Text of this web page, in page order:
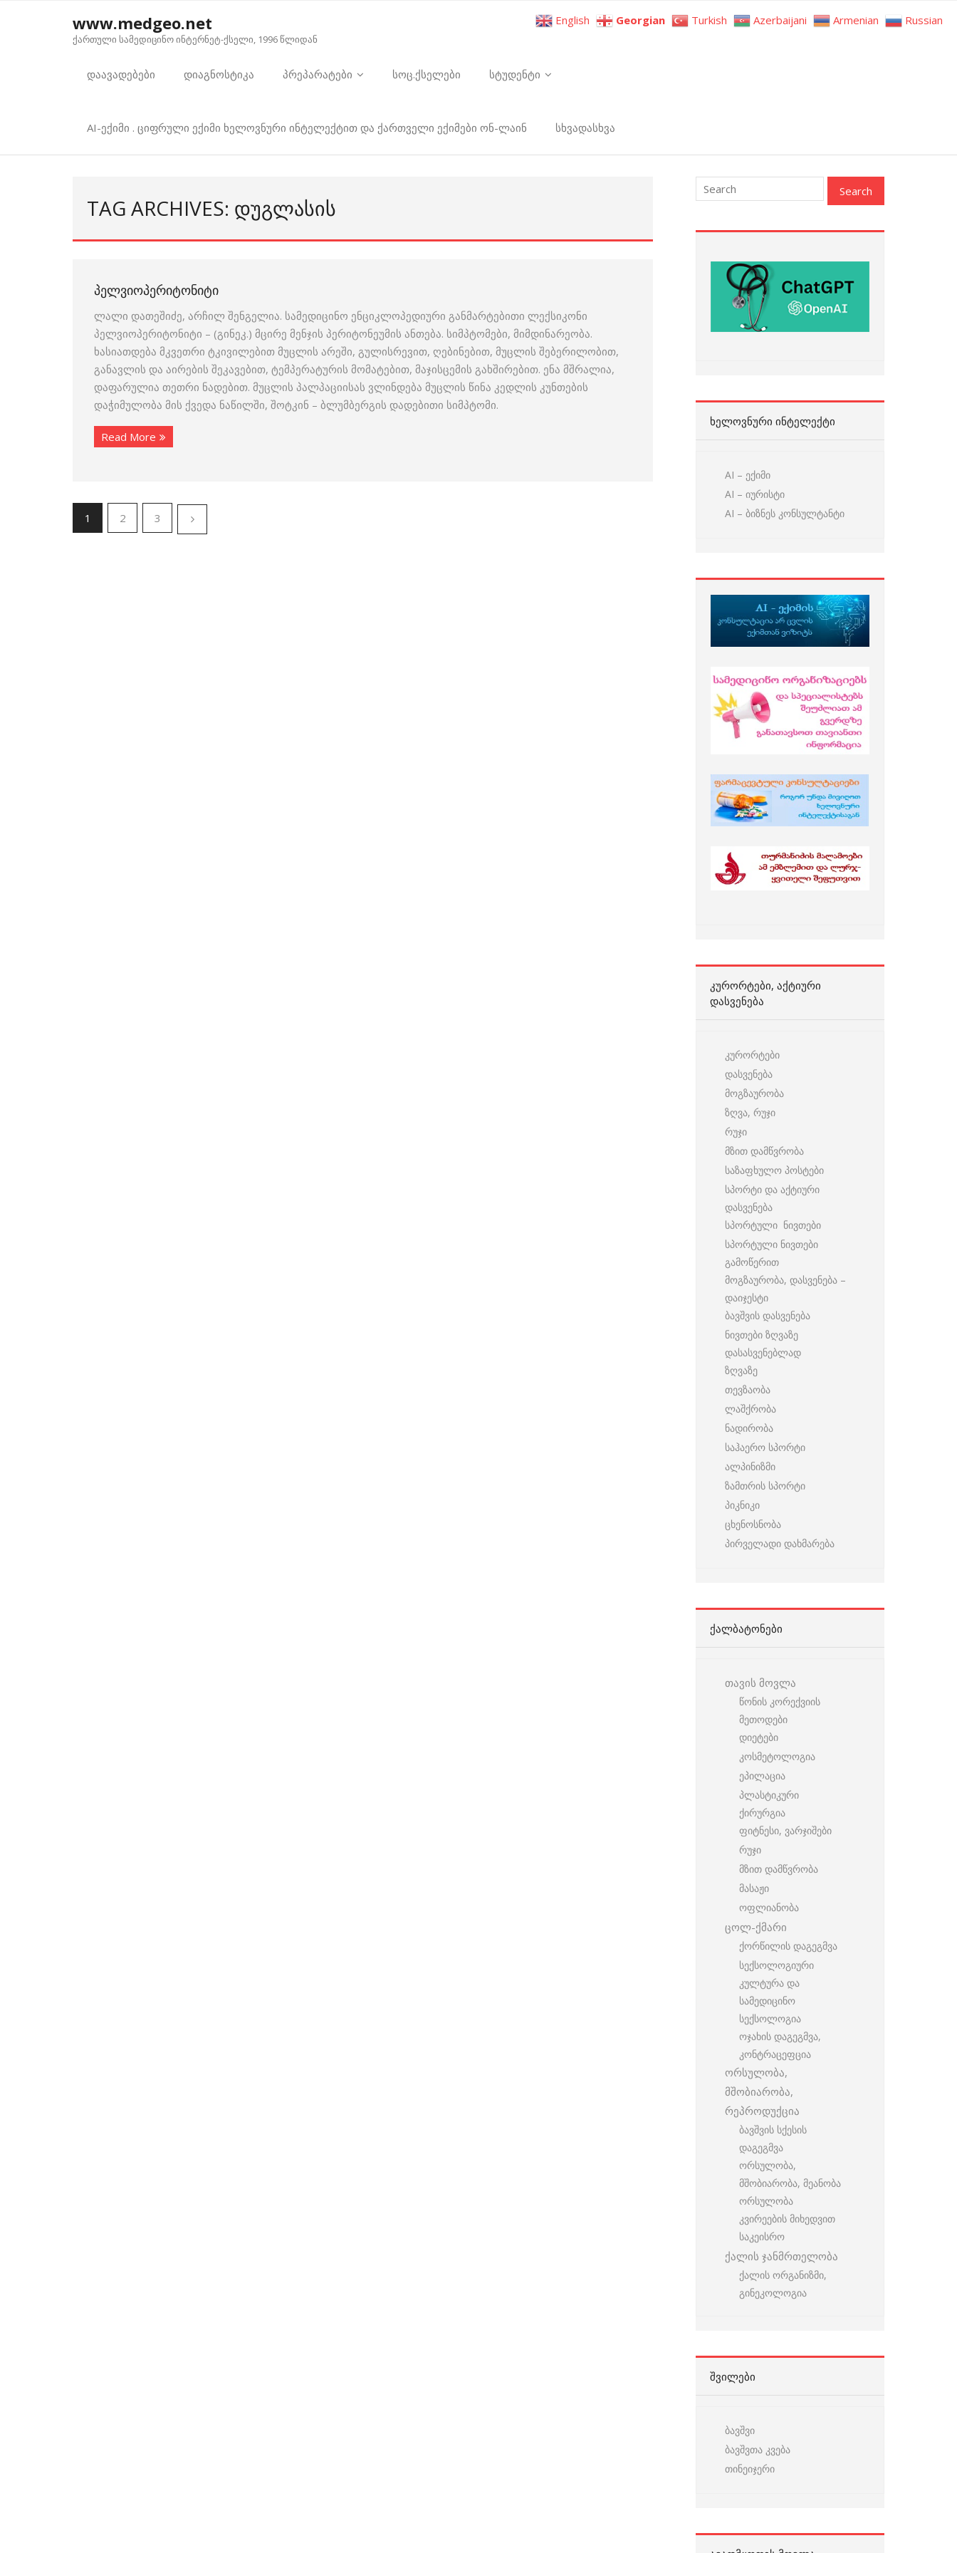
www.medgeo.net
ქართული სამედიცინო ინტერნეტ-ქსელი, 1996 წლიდან
დაავადებები დიაგნოსტიკა პრეპარატები სოც.ქსელები სტუდენტი
AI-ექიმი . ციფრული ექიმი ხელოვნური ინტელექტით და ქართველი ექიმები ონ-ლაინ სხვადასხვა
TAG ARCHIVES: ᲓᲣᲒᲚᲐᲡᲘᲡ
ᲞᲔᲚᲕᲘᲝᲞᲔᲠᲘᲢᲝᲜᲘᲢᲘ
ლალი დათეშიძე, არჩილ შენგელია. სამედიცინო ენციკლოპედიური განმარტებითი ლექსიკონი
პელვიოპერიტონიტი – (გინეკ.) მცირე მენჯის პერიტონეუმის ანთება. სიმპტომები, მიმდინარეობა.
ხასიათდება მკვეთრი ტკივილებით მუცლის არეში, გულისრევით, ღებინებით, მუცლის შებერილობით,
განავლის და აირების შეკავებით, ტემპერატურის მომატებით, მაჯისცემის გახშირებით. ენა მშრალია,
დაფარულია თეთრი ნადებით. მუცლის პალპაციისას ვლინდება მუცლის წინა კედლის კუნთების
დაჭიმულობა მის ქვედა ნაწილში, შოტკინ – ბლუმბერგის დადებითი სიმპტომი.
Read More
1 2 3
ᲮᲔᲚᲝᲕᲜᲣᲠᲘ ᲘᲜᲢᲔᲚᲔᲥᲢᲘ
AI – ექიმი
AI – იურისტი
AI – ბიზნეს კონსულტანტი
ᲙᲣᲠᲝᲠᲢᲔᲑᲘ, ᲐᲥᲢᲘᲣᲠᲘ
ᲓᲐᲡᲕᲔᲜᲔᲑᲐ
კურორტები
დასვენება
მოგზაურობა
ზღვა, რუჯი
რუჯი
მზით დამწვრობა
საზაფხულო პოსტები
სპორტი და აქტიური
დასვენება
სპორტული ნივთები
სპორტული ნივთები
გამოწერით
მოგზაურობა, დასვენება –
დაიჯესტი
ბავშვის დასვენება
ნივთები ზღვაზე
დასასვენებლად
ზღვაზე
თევზაობა
ლაშქრობა
ნადირობა
საჰაერო სპორტი
ალპინიზმი
ზამთრის სპორტი
პიკნიკი
ცხენოსნობა
პირველადი დახმარება
ᲥᲐᲚᲑᲐᲢᲝᲜᲔᲑᲘ
თავის მოვლა
წონის კორექვიის
მეთოდები
დიეტები
კოსმეტოლოგია
ეპილაცია
პლასტიკური
ქირურგია
ფიტნესი, ვარჯიშები
რუჯი
მზით დამწვრობა
მასაჟი
ოფლიანობა
ცოლ-ქმარი
ქორწილის დაგეგმვა
სექსოლოგიური
კულტურა და
სამედიცინო
სექსოლოგია
ოჯახის დაგეგმვა,
კონტრაცეფცია
ორსულობა,
მშობიარობა,
რეპროდუქცია
ბავშვის სქესის
დაგეგმვა
ორსულობა,
მშობიარობა, მეანობა
ორსულობა
კვირეების მიხედვით
საკეისრო
ქალის ჯანმრთელობა
ქალის ორგანიზმი,
გინეკოლოგია
ᲨᲕᲘᲚᲔᲑᲘ
ბავშვი
ბავშვთა კვება
თინეიჯერი
English Georgian Turkish Azerbaijani Armenian Russian